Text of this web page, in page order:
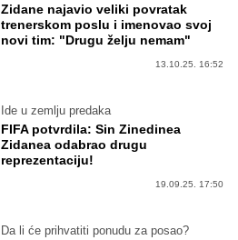
Zidane najavio veliki povratak
trenerskom poslu i imenovao svoj
novi tim: "Drugu želju nemam"
13.10.25. 16:52
Ide u zemlju predaka
FIFA potvrdila: Sin Zinedinea
Zidanea odabrao drugu
reprezentaciju!
19.09.25. 17:50
Da li će prihvatiti ponudu za posao?